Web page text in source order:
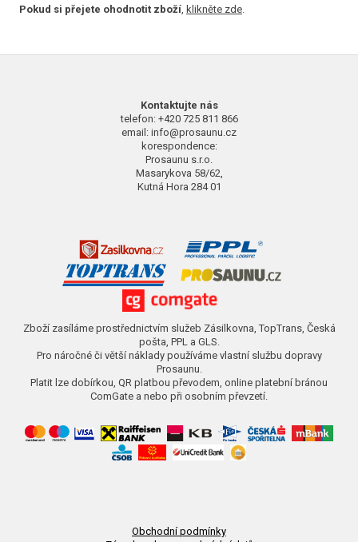
Pokud si přejete ohodnotit zboží, klikněte zde.
Kontaktujte nás
telefon: +420 725 811 866
email: info@prosaunu.cz
korespondence:
Prosaunu s.r.o.
Masarykova 58/62,
Kutná Hora 284 01
Zboží zasíláme prostřednictvím služeb Zásilkovna, TopTrans, Česká
pošta, PPL a GLS.
Pro náročné či větší náklady používáme vlastní službu dopravy
Prosaunu.
Platit lze dobírkou, QR platbou převodem, online platební bránou
ComGate a nebo při osobním převzetí.
Obchodní podmínky